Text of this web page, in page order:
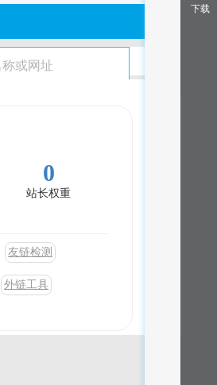
0
站长权重
友链检测
外链工具
下载